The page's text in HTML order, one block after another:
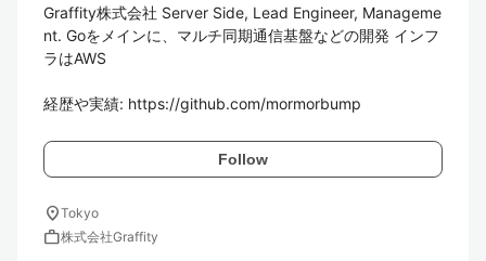
Graffity株式会社 Server Side, Lead Engineer, Manageme
nt. Goをメインに、マルチ同期通信基盤などの開発 インフ
ラはAWS
経歴や実績: https://github.com/mormorbump
Follow
location_onTokyo
work株式会社Graffity